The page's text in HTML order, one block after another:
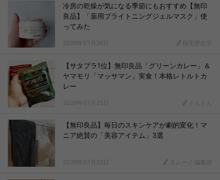
冷房の乾燥が気になる季節にもおすすめ【無印
良品】「薬用ブライトニングジェルマスク」使
ってみた
2026年07月26日 稲毛登志子
【サタプラ1位】無印良品「グリーンカレー」＆
ヤマモリ「マッサマン」実食！本格レトルトカ
レー
2026年07月25日 とんとん
【無印良品】毎日のスキンケアが劇的変化！マ
ニア絶賛の「美容アイテム」3選
2026年07月22日 ヨムーノ 編集部